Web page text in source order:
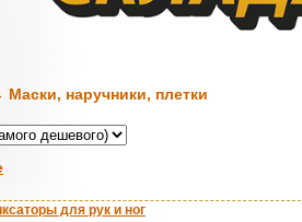
Маски, наручники, плетки
для рук и ног